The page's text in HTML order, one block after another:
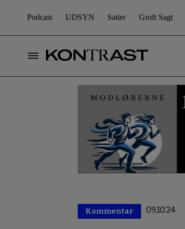
Podcast UDSYN Satire Groft Sagt
Kommentar 09.10.24